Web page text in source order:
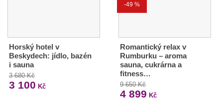
Horský hotel v
Beskydech: jídlo, bazén
i sauna
3 680 Kč
3 100 Kč
-49 %
Romantický relax v
Rumburku – aroma
sauna, cukrárna a
fitness…
9 650 Kč
4 899 Kč